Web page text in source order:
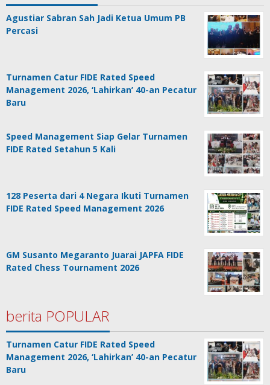
Agustiar Sabran Sah Jadi Ketua Umum PB
Percasi
Turnamen Catur FIDE Rated Speed
Management 2026, ‘Lahirkan’ 40-an Pecatur
Baru
Speed Management Siap Gelar Turnamen
FIDE Rated Setahun 5 Kali
128 Peserta dari 4 Negara Ikuti Turnamen
FIDE Rated Speed Management 2026
GM Susanto Megaranto Juarai JAPFA FIDE
Rated Chess Tournament 2026
berita POPULAR
Turnamen Catur FIDE Rated Speed
Management 2026, ‘Lahirkan’ 40-an Pecatur
Baru